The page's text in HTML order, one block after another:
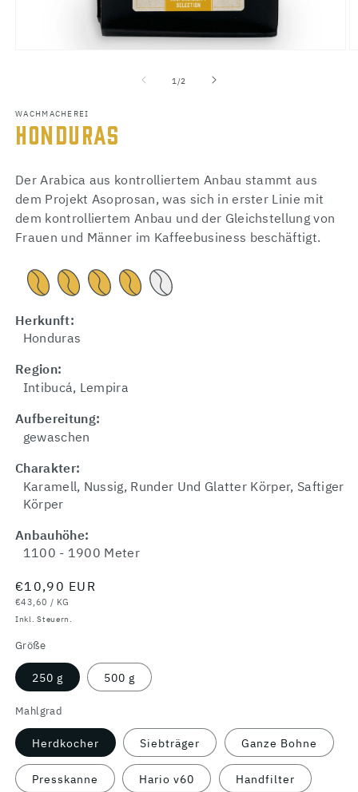
öffnen
1 /von
2
WACHMACHEREI
HONDURAS
Der Arabica aus kontrolliertem Anbau stammt aus
dem Projekt Asoprosan, was sich in erster Linie mit
dem kontrolliertem Anbau und der Gleichstellung von
Frauen und Männer im Kaffeebusiness beschäftigt.
Herkunft:
Honduras
Region:
Intibucá, Lempira
Aufbereitung:
gewaschen
Charakter:
Karamell, Nussig, Runder Und Glatter Körper, Saftiger
Körper
Anbauhöhe:
1100 - 1900 Meter
Normaler
Preis
€10,90 EUR
GRUNDPREIS
€43,60 / PRO
KG
Inkl. Steuern.
Größe
250 g 500 g
Mahlgrad
Herdkocher Siebträger Ganze Bohne
Presskanne Hario v60 Handfilter